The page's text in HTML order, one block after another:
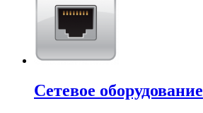
Сетевое оборудование